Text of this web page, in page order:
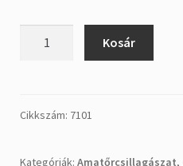
mennyiség
Kosár
Cikkszám: 7101
Kategóriák: Amatőrcsillagászat,